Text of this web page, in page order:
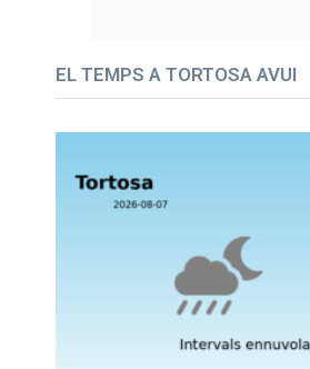
EL TEMPS A TORTOSA AVUI